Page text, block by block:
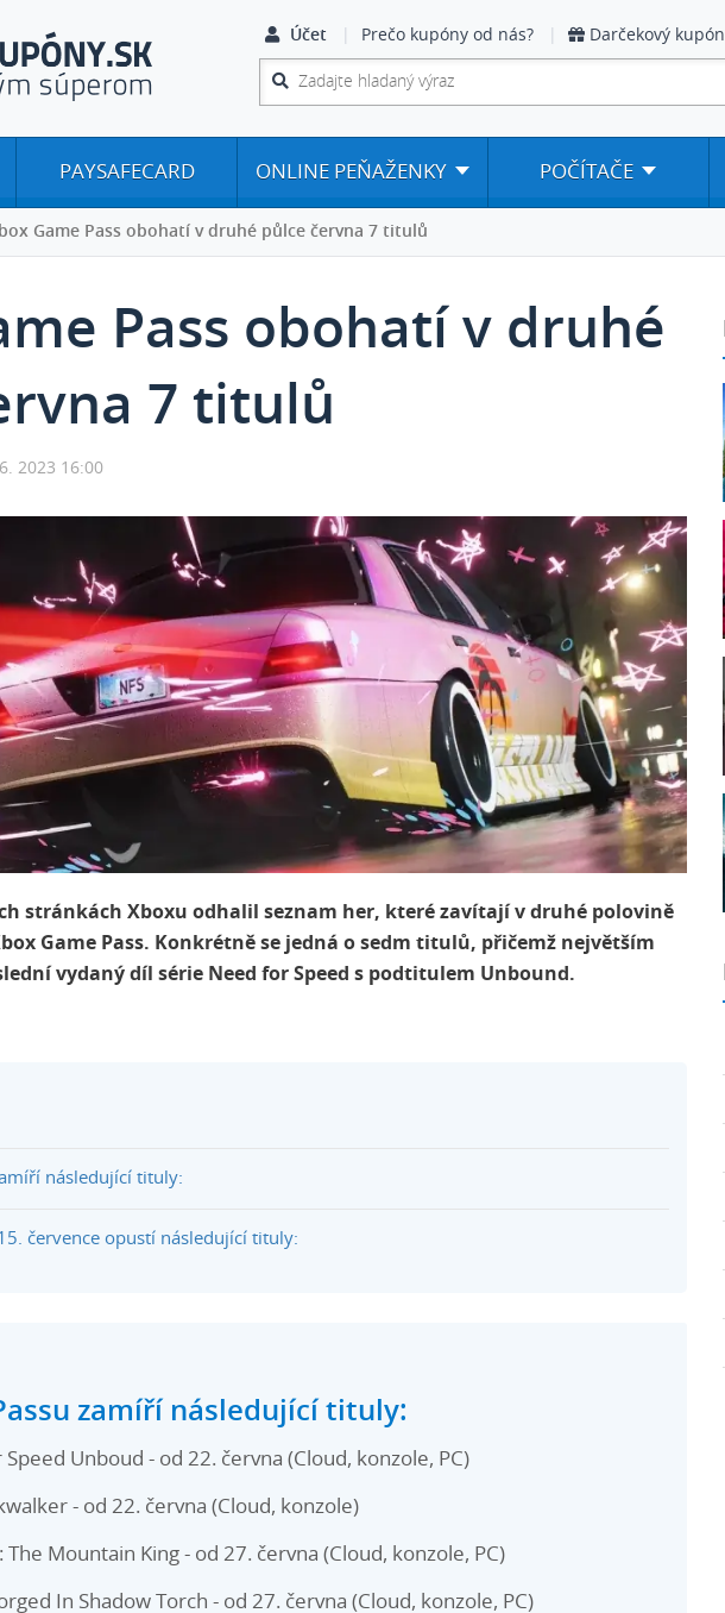
Účet Prečo kupóny od nás? Darčekový kupón
PAYSAFECARD ONLINE PEŇAŽENKY POČÍTAČE
Game Pass obohatí v druhé půlce června 7 titulů
Pass obohatí v druhé
7 titulů
2023 16:00
stránkách Xboxu odhalil seznam her, které zavítají v druhé polovině
Game Pass. Konkrétně se jedná o sedm titulů, přičemž největším
vydaný díl série Need for Speed s podtitulem Unbound.
následující tituly:
července opustí následující tituly:
zamíří následující tituly:
Speed Unboud - od 22. června (Cloud, konzole, PC)
- od 22. června (Cloud, konzole)
The Mountain King - od 27. června (Cloud, konzole, PC)
In Shadow Torch - od 27. června (Cloud, konzole, PC)